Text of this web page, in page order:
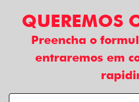
QUEREMOS
Preencha o
entraremos em